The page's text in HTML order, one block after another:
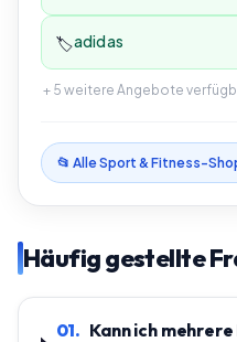
🏷️adidas
+ 5 weitere Angebote
📂 AlleSport & Fitness-
Häufig gestellte
01. Kann ich